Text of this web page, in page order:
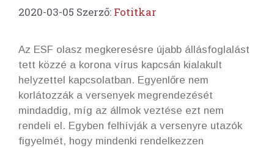
2020-03-05 Szerző: Fotitkar
Az ESF olasz megkeresésre újabb állásfoglalást
tett közzé a korona vírus kapcsán kialakult
helyzettel kapcsolatban. Egyenlőre nem
korlátozzák a versenyek megrendezését
mindaddig, míg az állmok veztése ezt nem
rendeli el. Egyben felhívják a versenyre utazók
figyelmét, hogy mindenki rendelkezzen